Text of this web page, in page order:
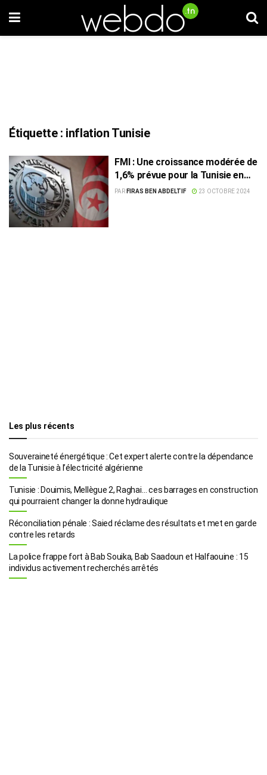
Étiquette : inflation Tunisie
FMI : Une croissance modérée de
1,6% prévue pour la Tunisie en
2025
PAR FIRAS BEN ABDELTIF 23 OCTOBRE 2024
Les plus récents
Souveraineté énergétique : Cet expert alerte contre la dépendance
de la Tunisie à l’électricité algérienne
Tunisie : Douimis, Mellègue 2, Raghai… ces barrages en construction
qui pourraient changer la donne hydraulique
Réconciliation pénale : Saied réclame des résultats et met en garde
contre les retards
La police frappe fort à Bab Souika, Bab Saadoun et Halfaouine : 15
individus activement recherchés arrêtés